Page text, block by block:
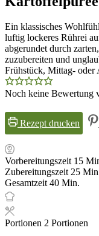
Ein klassisches
luftig lockeres Rührei
abgerundet durch
zuzubereiten und
Frühstück, Mittag- oder
Noch keine Bewertung
Rezept drucken
Vorbereitungszeit 15
Zubereitungszeit25
Gesamtzeit40Minuten
Min.
Portionen 2 Portionen